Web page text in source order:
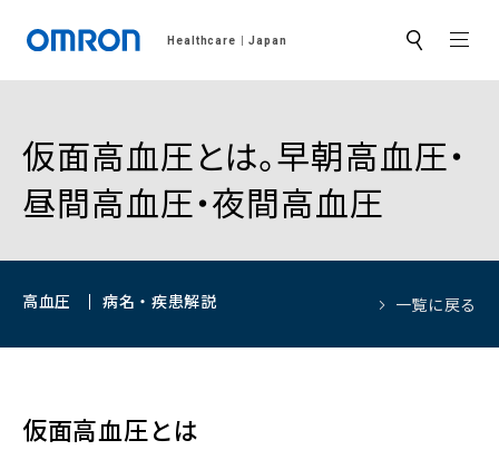
Healthcare Japan サ
ト
索
仮面高血圧とは。早朝高血圧・
昼間高血圧・夜間高血圧
高血圧 病名・疾患解説 一覧に戻る
仮面高血圧とは